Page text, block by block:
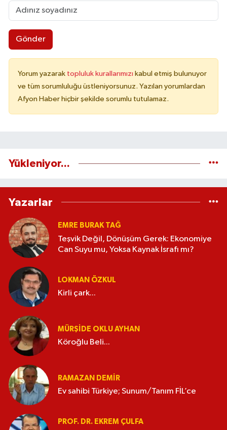
Gönder
Yorum yazarak topluluk kurallarımızı kabul etmiş bulunuyor
ve tüm sorumluluğu üstleniyorsunuz. Yazılan yorumlardan
Afyon Haber hiçbir şekilde sorumlu tutulamaz.
Yükleniyor...
Yazarlar
EMRE BURAK TAĞ
Teşvik Değil, Dönüşüm Gerek: Ekonomiye
Can Suyu mu, Yoksa Kaynak İsrafı mı?
LOKMAN ÖZKUL
Kirli çark...
MÜRŞIDE OKLU AYHAN
Köroğlu Beli...
RAMAZAN DEMİR
Ev sahibi Türkiye; Sunum/Tanım FİL’ce
PROF. DR. EKREM ÇULFA